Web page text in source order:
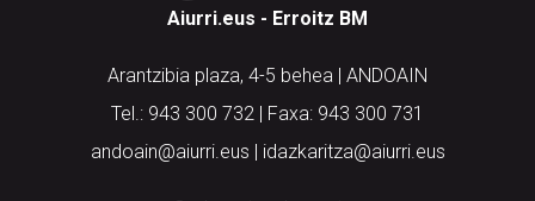
Aiurri.eus - Erroitz BM
Arantzibia plaza, 4-5 behea | ANDOAIN
Tel.: 943 300 732 | Faxa: 943 300 731
andoain@aiurri.eus | idazkaritza@aiurri.eus